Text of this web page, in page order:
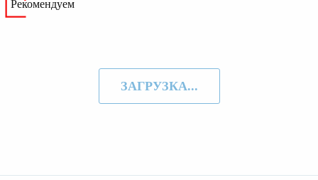
Рекомендуем
ЗАГРУЗКА...